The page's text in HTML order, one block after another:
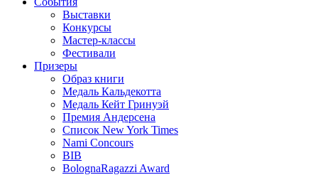
Выставки
Конкурсы
Мастер-классы
Фестивали
Призеры
Образ книги
Медаль Кальдекотта
Медаль Кейт Гринуэй
Премия Андерсена
Список New York Times
Nami Concours
BIB
BolognaRagazzi Award